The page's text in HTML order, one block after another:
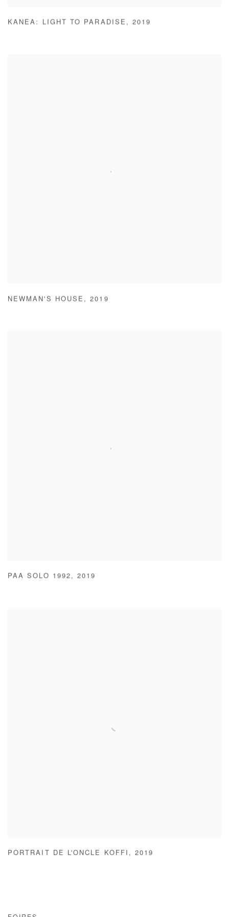
KANEA: LIGHT TO PARADISE ,2019
NEWMAN'S HOUSE ,2019
PAA SOLO 1992 ,2019
PORTRAIT DE L'ONCLE KOFFI ,2019